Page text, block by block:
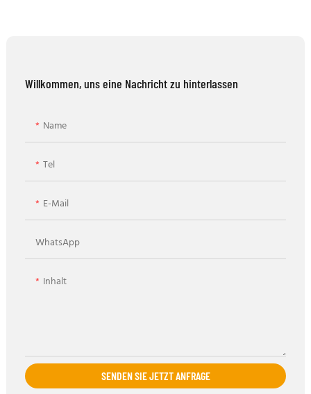
Willkommen, uns eine Nachricht zu hinterlassen
Name
Tel
E-Mail
WhatsApp
Inhalt
SENDEN SIE JETZT ANFRAGE